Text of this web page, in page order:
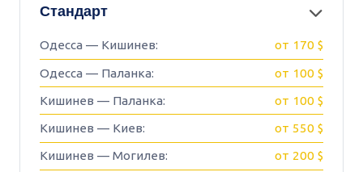
Стандарт
Одесса — Кишинев: от 170 $
Одесса — Паланка: от 100 $
Кишинев — Паланка: от 100 $
Кишинев — Киев: от 550 $
Кишинев — Могилев: от 200 $